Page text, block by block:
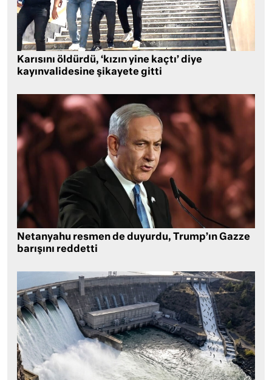
Karısını öldürdü, ‘kızın yine kaçtı’ diye
kayınvalidesine şikayete gitti
Netanyahu resmen de duyurdu, Trump’ın Gazze
barışını reddetti